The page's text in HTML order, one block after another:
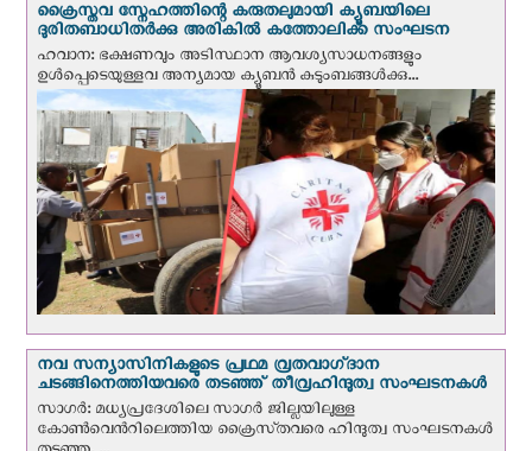
ക്രൈസ്തവ സ്നേഹത്തിന്റെ കരുതലുമായി ക്യൂബയിലെ
ദുരിതബാധിതർക്കു അരികിൽ കത്തോലിക്ക സംഘടന
ഹവാന: ഭക്ഷണവും അടിസ്ഥാന ആവശ്യസാധനങ്ങളും
ഉള്‍പ്പെടെയുള്ളവ അന്യമായ ക്യൂബൻ കുടുംബങ്ങൾക്കു...
നവ സന്യാസിനികളുടെ പ്രഥമ വ്രതവാഗ്‌ദാന
ചടങ്ങിനെത്തിയവരെ തടഞ്ഞ് തീവ്രഹിന്ദുത്വ സംഘടനകള്‍
സാഗർ: മധ്യപ്രദേശിലെ സാഗർ ജില്ലയിലുള്ള
കോൺവെന്‍റിലെത്തിയ ക്രൈസ്‌തവരെ ഹിന്ദുത്വ സംഘടനകൾ